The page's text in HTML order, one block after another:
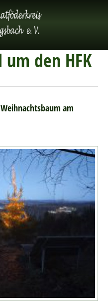
den HFK
am